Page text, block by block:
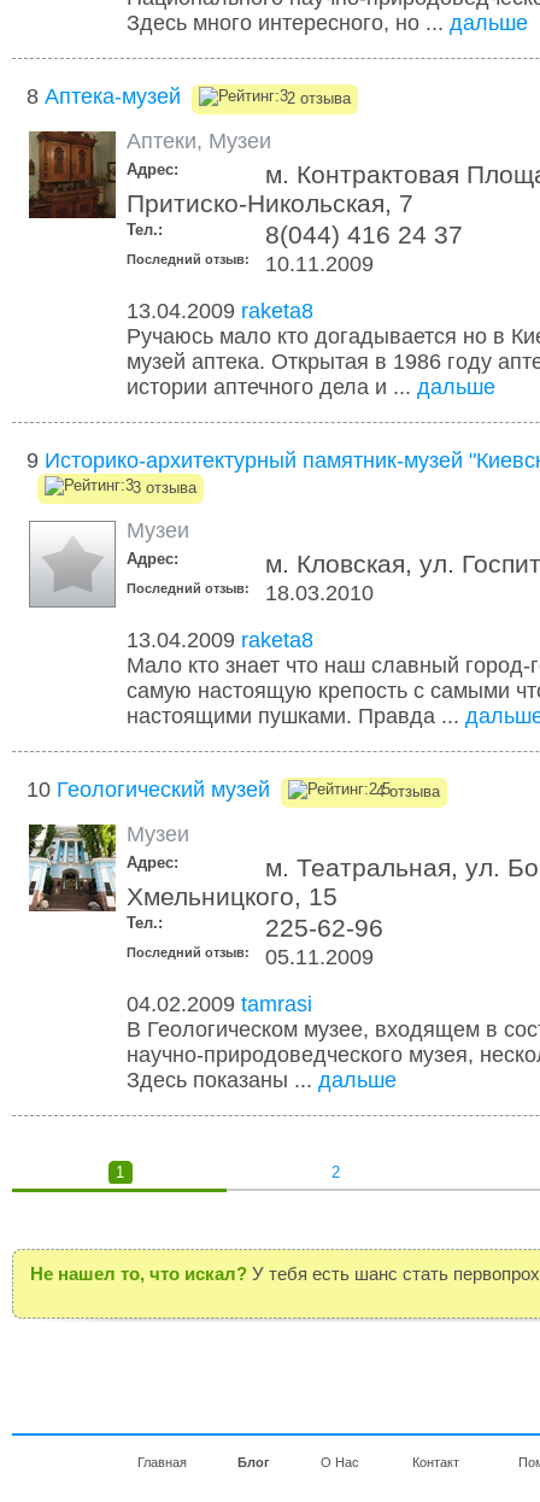
Здесь много интересного, но ... дальше
8 Аптека-музей 2 отзыва
Аптеки, Музеи
Адрес:
м. Контрактовая
Притиско-Никольская, 7
Тел.: 8(044) 416 24 37
Последний отзыв:
10.11.2009
13.04.2009 raketa8
Ручаюсь мало кто догадывается но в
музей аптека. Открытая в 1986 году
истории аптечного дела и ... дальше
9 Историко-архитектурный памятник-музей
3 отзыва
Музеи
Адрес: м. Кловская, ул.
Последний отзыв:
18.03.2010
13.04.2009 raketa8
Мало кто знает что наш славный город-
самую настоящую крепость с самыми
настоящими пушками. Правда ...
10 Геологический музей 4 отзыва
Музеи
Адрес:
м. Театральная, ул.
Хмельницкого, 15
Тел.: 225-62-96
Последний отзыв:
05.11.2009
04.02.2009 tamrasi
В Геологическом музее, входящем в
научно-природоведческого музея,
Здесь показаны ... дальше
1 2
Не нашел то, что искал? У тебя есть шанс стать
Главная Блог О Нас Контакт